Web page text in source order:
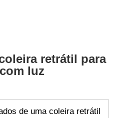
retrátil para
luz
de uma coleira retrátil